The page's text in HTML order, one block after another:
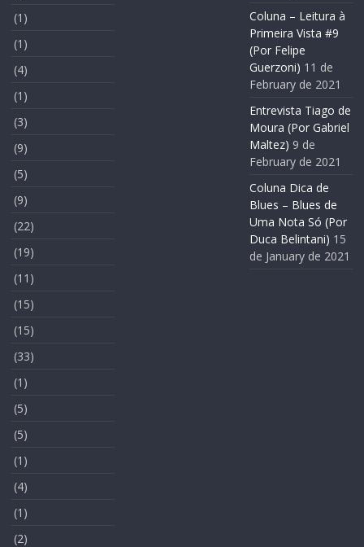
(1)
(1)
(4)
(1)
(3)
(9)
(5)
(9)
(22)
(19)
(11)
(15)
(15)
(33)
(1)
(5)
(5)
(1)
(4)
(1)
(2)
Coluna – Leitura à
Primeira Vista #9
(Por Felipe
Guerzoni) 11 de
February de 2021
Entrevista Tiago de
Moura (Por Gabriel
Maltez) 9 de
February de 2021
Coluna Dica de
Blues – Blues de
Uma Nota Só (Por
Duca Belintani) 15
de January de 2021